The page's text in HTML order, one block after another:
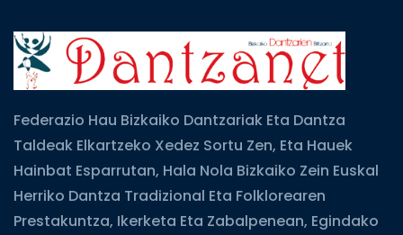
Federazio Hau Bizkaiko Dantzariak Eta Dantza
Taldeak Elkartzeko Xedez Sortu Zen, Eta Hauek
Hainbat Esparrutan, Hala Nola Bizkaiko Zein Euskal
Herriko Dantza Tradizional Eta Folklorearen
Prestakuntza, Ikerketa Eta Zabalpenean, Egindako